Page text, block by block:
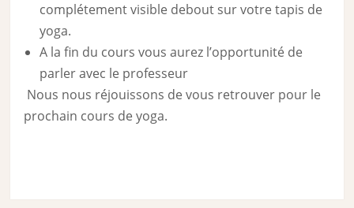
complétement visible debout sur votre tapis de
yoga.
A la fin du cours vous aurez l’opportunité de
parler avec le professeur
Nous nous réjouissons de vous retrouver pour le
prochain cours de yoga.